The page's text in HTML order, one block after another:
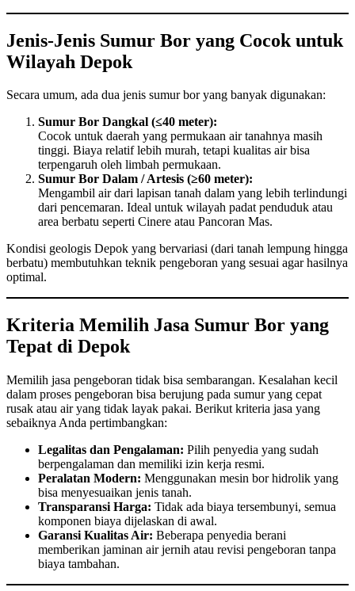
Jenis-Jenis Sumur Bor yang Cocok untuk
Wilayah Depok
Secara umum, ada dua jenis sumur bor yang banyak digunakan:
Sumur Bor Dangkal (≤40 meter):
Cocok untuk daerah yang permukaan air tanahnya masih
tinggi. Biaya relatif lebih murah, tetapi kualitas air bisa
terpengaruh oleh limbah permukaan.
Sumur Bor Dalam / Artesis (≥60 meter):
Mengambil air dari lapisan tanah dalam yang lebih terlindungi
dari pencemaran. Ideal untuk wilayah padat penduduk atau
area berbatu seperti Cinere atau Pancoran Mas.
Kondisi geologis Depok yang bervariasi (dari tanah lempung hingga
berbatu) membutuhkan teknik pengeboran yang sesuai agar hasilnya
optimal.
Kriteria Memilih Jasa Sumur Bor yang
Tepat di Depok
Memilih jasa pengeboran tidak bisa sembarangan. Kesalahan kecil
dalam proses pengeboran bisa berujung pada sumur yang cepat
rusak atau air yang tidak layak pakai. Berikut kriteria jasa yang
sebaiknya Anda pertimbangkan:
Legalitas dan Pengalaman: Pilih penyedia yang sudah
berpengalaman dan memiliki izin kerja resmi.
Peralatan Modern: Menggunakan mesin bor hidrolik yang
bisa menyesuaikan jenis tanah.
Transparansi Harga: Tidak ada biaya tersembunyi, semua
komponen biaya dijelaskan di awal.
Garansi Kualitas Air: Beberapa penyedia berani
memberikan jaminan air jernih atau revisi pengeboran tanpa
biaya tambahan.